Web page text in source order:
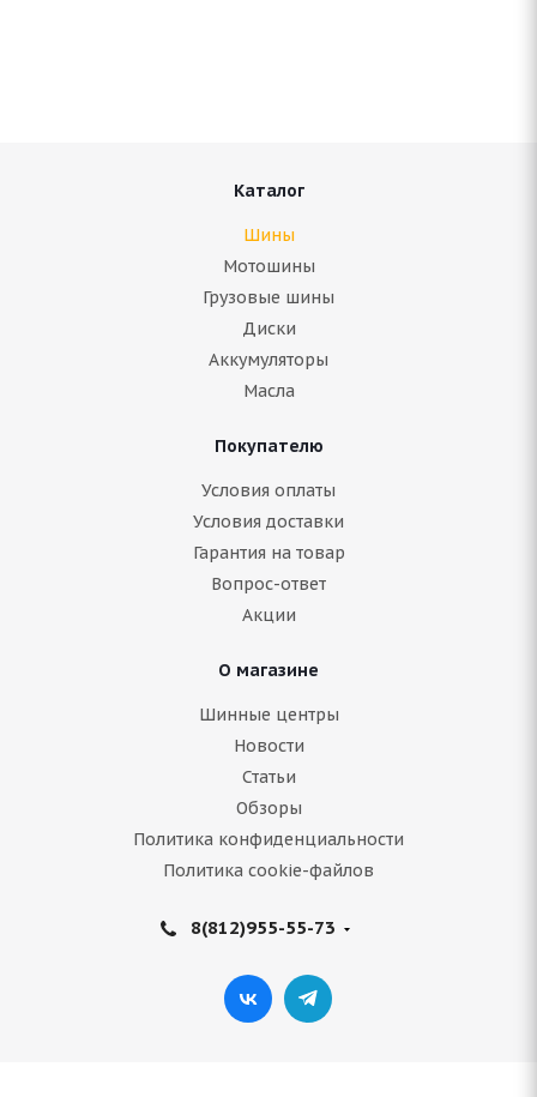
ARIVO Winmaster ARW 2 245/65 R17 107S
Подробнее
Boto WD69 IceKnight 245/65 R17 107S
Каталог
Шины
Мотошины
Грузовые шины
Диски
Аккумуляторы
Масла
Покупателю
Условия оплаты
Условия доставки
Гарантия на товар
Вопрос-ответ
Акции
О магазине
Шинные центры
Новости
Статьи
Обзоры
Политика конфиденциальности
Политика cookie-файлов
8(812)955-55-73